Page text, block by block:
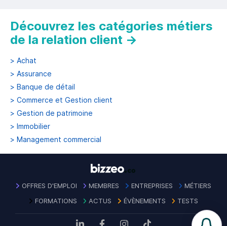
Découvrez les catégories métiers
de la relation client →
> Achat
> Assurance
> Banque de détail
> Commerce et Gestion client
> Gestion de patrimoine
> Immobilier
> Management commercial
OFFRES D'EMPLOI MEMBRES ENTREPRISES
MÉTIERS
FORMATIONS
ACTUS ÉVÈNEMENTS TESTS